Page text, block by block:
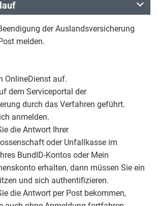
der Auslandsversicherung
melden.
OnlineDienst auf.
dem Serviceportal der
durch das Verfahren geführt.
anmelden.
die Antwort Ihrer
oder Unfallkasse im
BundID-Kontos oder Mein
erhalten, dann müssen Sie ein
und sich authentifizieren.
die Antwort per Post bekommen,